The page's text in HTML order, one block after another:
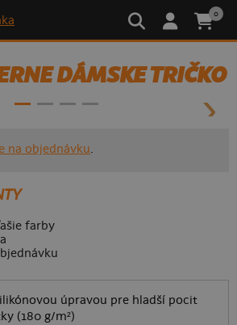
0
DÁMSKE TRIČKO
na objednávku.
farby
úpravou pre hladší pocit
(180 g/m²)